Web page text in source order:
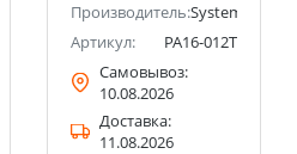
(ранее Schneider Electric)
Производитель:Systeme
Артикул:
PA16-012T
Самовывоз:
10.08.2026
Доставка:
11.08.2026